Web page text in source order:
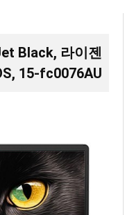
Black, 라이젠
15-fc0076AU